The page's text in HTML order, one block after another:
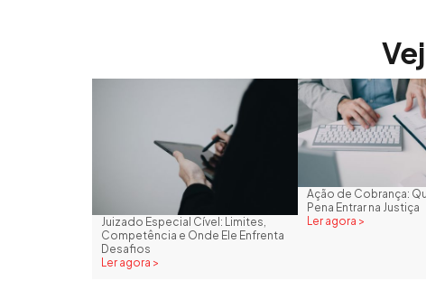
Juizado Especial Cível: Limites,
Competência e Onde Ele Enfrenta
Desafios
Ler agora >
Ação de Cobrança:
Pena Entrar na Justiça
Ler agora >